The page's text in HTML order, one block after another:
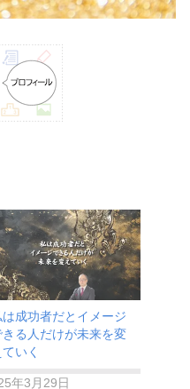
は成功者だとイメージ
きる人だけが未来を変
ていく
年3月29日